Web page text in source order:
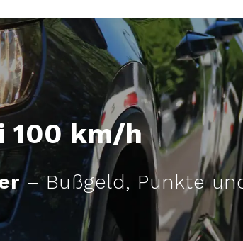
100 km/h
– Bußgeld, Punkte